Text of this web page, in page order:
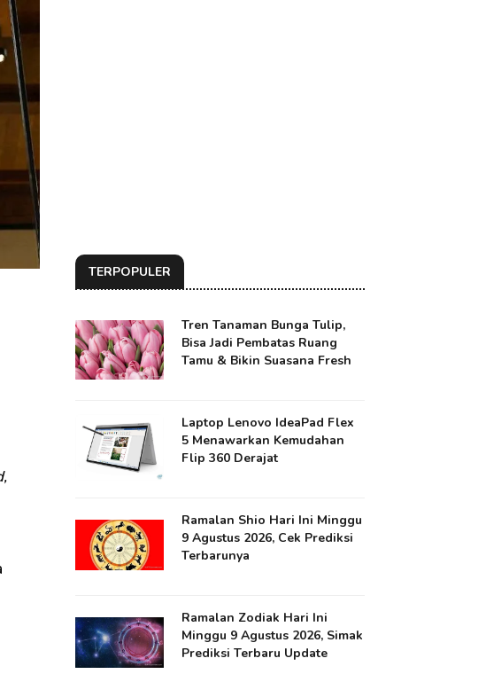
TERPOPULER
Tren Tanaman Bunga Tulip,
Bisa Jadi Pembatas Ruang
Tamu & Bikin Suasana Fresh
Laptop Lenovo IdeaPad Flex
5 Menawarkan Kemudahan
Flip 360 Derajat
Ramalan Shio Hari Ini Minggu
9 Agustus 2026, Cek Prediksi
Terbarunya
Ramalan Zodiak Hari Ini
Minggu 9 Agustus 2026, Simak
Prediksi Terbaru Update